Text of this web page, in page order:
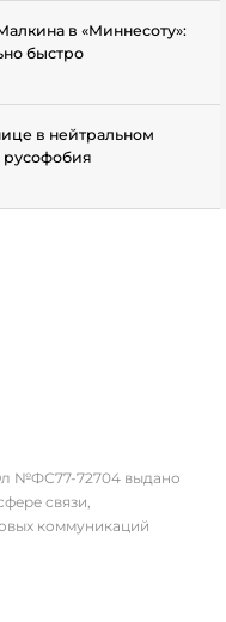
в «Миннесоту»:
быстро
в нейтральном
русофобия
№ФС77-72704 выдано
связи,
коммуникаций